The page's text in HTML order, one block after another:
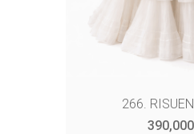
266.
390,000